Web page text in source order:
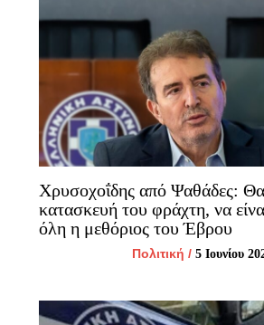
Χρυσοχοΐδης από Ψαθάδες: Θα
κατασκευή του φράχτη, να
όλη η μεθόριος του Έβρου
Πολιτική / 5 Ιουνίου